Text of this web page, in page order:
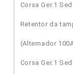
Corsa Ger.1
Retentor da
(Alternador
Corsa Ger.1